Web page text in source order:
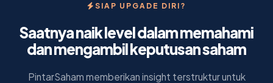
SIAP UPGADE DIRI?
Saatnya naik level dalam memahami
dan mengambil keputusan saham
PintarSaham memberikan insight terstruktur untuk